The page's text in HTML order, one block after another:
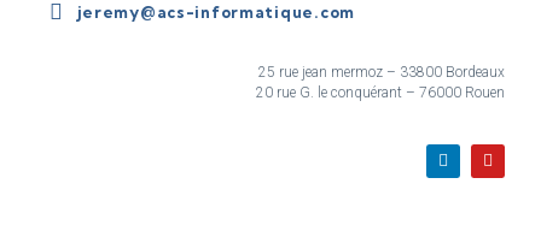
jeremy@acs-informatique.com
25 rue jean mermoz – 33800 Bordeaux
20 rue G. le conquérant – 76000 Rouen